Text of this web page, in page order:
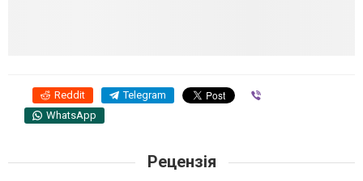
Reddit Telegram
WhatsApp
Рецензія